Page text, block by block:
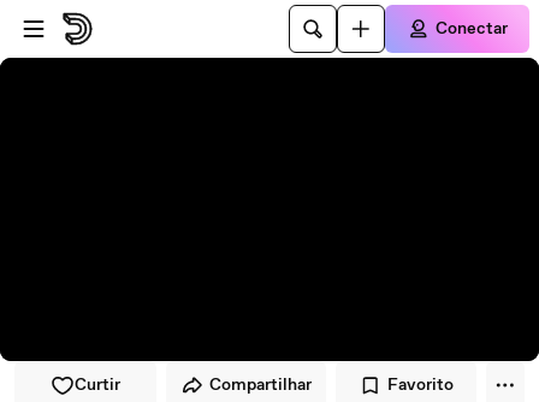
Pular para o player
Ir para o conteúdo principal
Conectar
Curtir Compartilhar Favorito